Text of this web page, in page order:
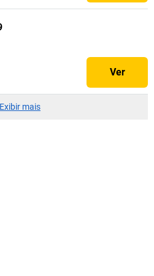
Ver
Exibir mais